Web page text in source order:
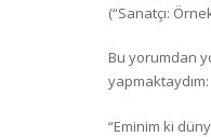
(“Sanatçı:
Bu yorumdan
yapmaktaydım:
“Eminim ki